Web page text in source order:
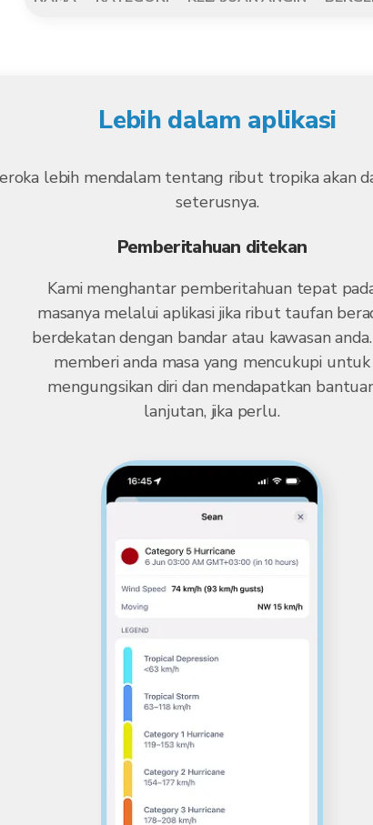
Lebih dalam aplikasi
lebih mendalam tentang ribut tropika akan
seterusnya.
Pemberitahuan ditekan
Kami menghantar pemberitahuan tepat
masanya melalui aplikasi jika ribut taufan
berdekatan dengan bandar atau kawasan
memberi anda masa yang mencukupi untuk
mengungsikan diri dan mendapatkan
lanjutan, jika perlu.